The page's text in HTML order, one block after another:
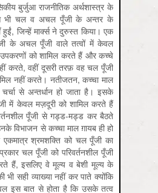
बुर्जुआ राजनीतिक अर्थशास्त्र के
से भी चल व अचल पूँजी के अन्तर के
हुईं, जिन्हें मार्क्स ने दुरुस्त किया। एक
के अचल पूँजी वाले तत्वों में केवल
को शामिल करते हैं और कच्चे
करते, वहीं दूसरी तरफ़ वह चल पूँजी
नहीं करते। नतीजतन, कच्चा माल
से अन्तर्धान हो जाता है। इसके
में केवल मज़दूरी को शामिल करते हैं
पूँजी से गड्ड-मड्ड कर बैठते
विभाजन से कच्चा माल ग़ायब ही हो
एकमात्र श्रमशक्ति को चल पूँजी का
चल पूँजी को परिवर्तनशील पूँजी
हैं, इसलिए वे मूल्य व बेशी मूल्य के
भी सही व्याख्या नहीं कर पाते क्योंकि
इस बात से होता है कि उसके तत्व